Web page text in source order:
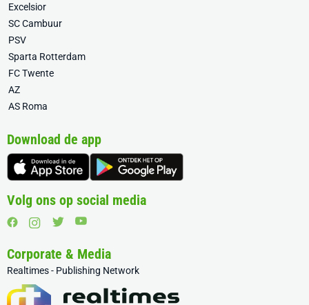
Excelsior
SC Cambuur
PSV
Sparta Rotterdam
FC Twente
AZ
AS Roma
Download de app
Volg ons op social media
Corporate & Media
Realtimes - Publishing Network